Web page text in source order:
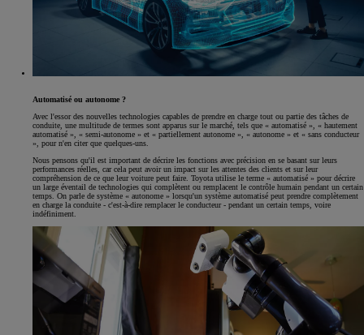
Automatisé ou autonome ?
Avec l'essor des nouvelles technologies capables de prendre en charge tout ou partie des tâches de
conduite, une multitude de termes sont apparus sur le marché, tels que « automatisé », « hautement
automatisé », « semi-autonome » et « partiellement autonome », « autonome » et « sans conducteur
», pour n'en citer que quelques-uns.
Nous pensons qu'il est important de décrire les fonctions avec précision en se basant sur leurs
performances réelles, car cela peut avoir un impact sur les attentes des clients et sur leur
compréhension de ce que leur voiture peut faire. Toyota utilise le terme « automatisé » pour décrire
un large éventail de technologies qui complètent ou remplacent le contrôle humain pendant un certain
temps. On parle de système « autonome » lorsqu'un système automatisé peut prendre complètement
en charge la conduite - c'est-à-dire remplacer le conducteur - pendant un certain temps, voire
indéfiniment.